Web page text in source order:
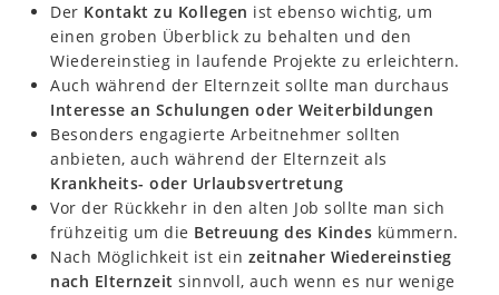
Der Kontakt zu Kollegen ist ebenso wichtig, um
einen groben Überblick zu behalten und den
Wiedereinstieg in laufende Projekte zu erleichtern.
Auch während der Elternzeit sollte man durchaus
Interesse an Schulungen oder Weiterbildungen
Besonders engagierte Arbeitnehmer sollten
anbieten, auch während der Elternzeit als
Krankheits- oder Urlaubsvertretung
Vor der Rückkehr in den alten Job sollte man sich
frühzeitig um die Betreuung des Kindes kümmern.
Nach Möglichkeit ist ein zeitnaher Wiedereinstieg
nach Elternzeit sinnvoll, auch wenn es nur wenige